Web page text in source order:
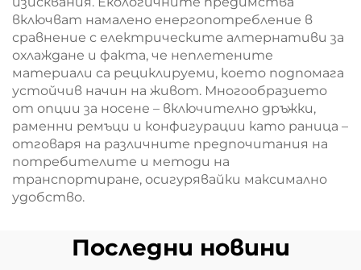
включват намалено енергопотребление в
сравнение с електрическите алтернативи за
охлаждане и факта, че неплетените
материали са рециклируеми, което подпомага
устойчив начин на живот. Многообразието
от опции за носене – включително дръжки,
раменни ремъци и конфигурации като раница –
отговаря на различните предпочитания на
потребителите и методи на
транспортиране, осигурявайки максимално
удобство.
Последни новини